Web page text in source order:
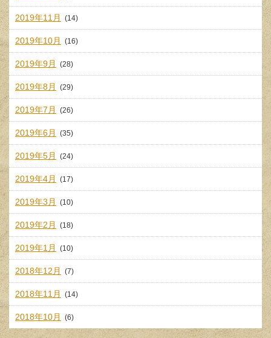
2019年11月 (14)
2019年10月 (16)
2019年9月 (28)
2019年8月 (29)
2019年7月 (26)
2019年6月 (35)
2019年5月 (24)
2019年4月 (17)
2019年3月 (10)
2019年2月 (18)
2019年1月 (10)
2018年12月 (7)
2018年11月 (14)
2018年10月 (6)